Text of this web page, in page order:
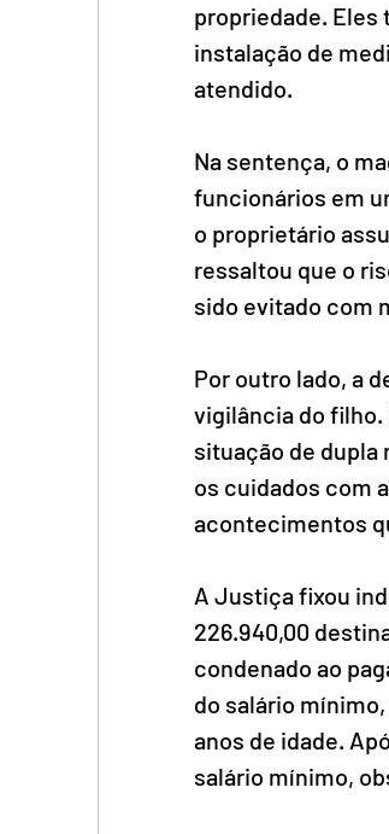
propriedade. Eles
instalação de
atendido.
Na sentença, o
funcionários em
o proprietário
ressaltou que o
sido evitado com
Por outro lado, a
vigilância do filho.
situação de dupla
os cuidados com
acontecimentos
A Justiça fixou
226.940,00
condenado ao
do salário
anos de idade.
salário mínimo,